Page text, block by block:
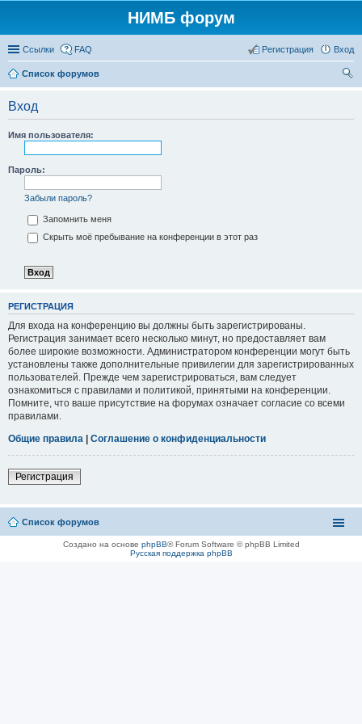
НИМБ форум
Ссылки FAQ Вход
Регистрация
Список форумов
Вход
Имя пользователя:
Пароль:
Забыли пароль?
Запомнить меня
Скрыть моё пребывание на конференции в этот раз
РЕГИСТРАЦИЯ
Для входа на конференцию вы должны быть зарегистрированы.
Регистрация занимает всего несколько минут, но предоставляет вам
более широкие возможности. Администратором конференции могут быть
установлены также дополнительные привилегии для зарегистрированных
пользователей. Прежде чем зарегистрироваться, вам следует
ознакомиться с правилами и политикой, принятыми на конференции.
Помните, что ваше присутствие на форумах означает согласие со всеми
правилами.
Общие правила | Соглашение о конфиденциальности
Регистрация
Список форумов
Создано на основе phpBB® Forum Software © phpBB Limited
Русская поддержка phpBB